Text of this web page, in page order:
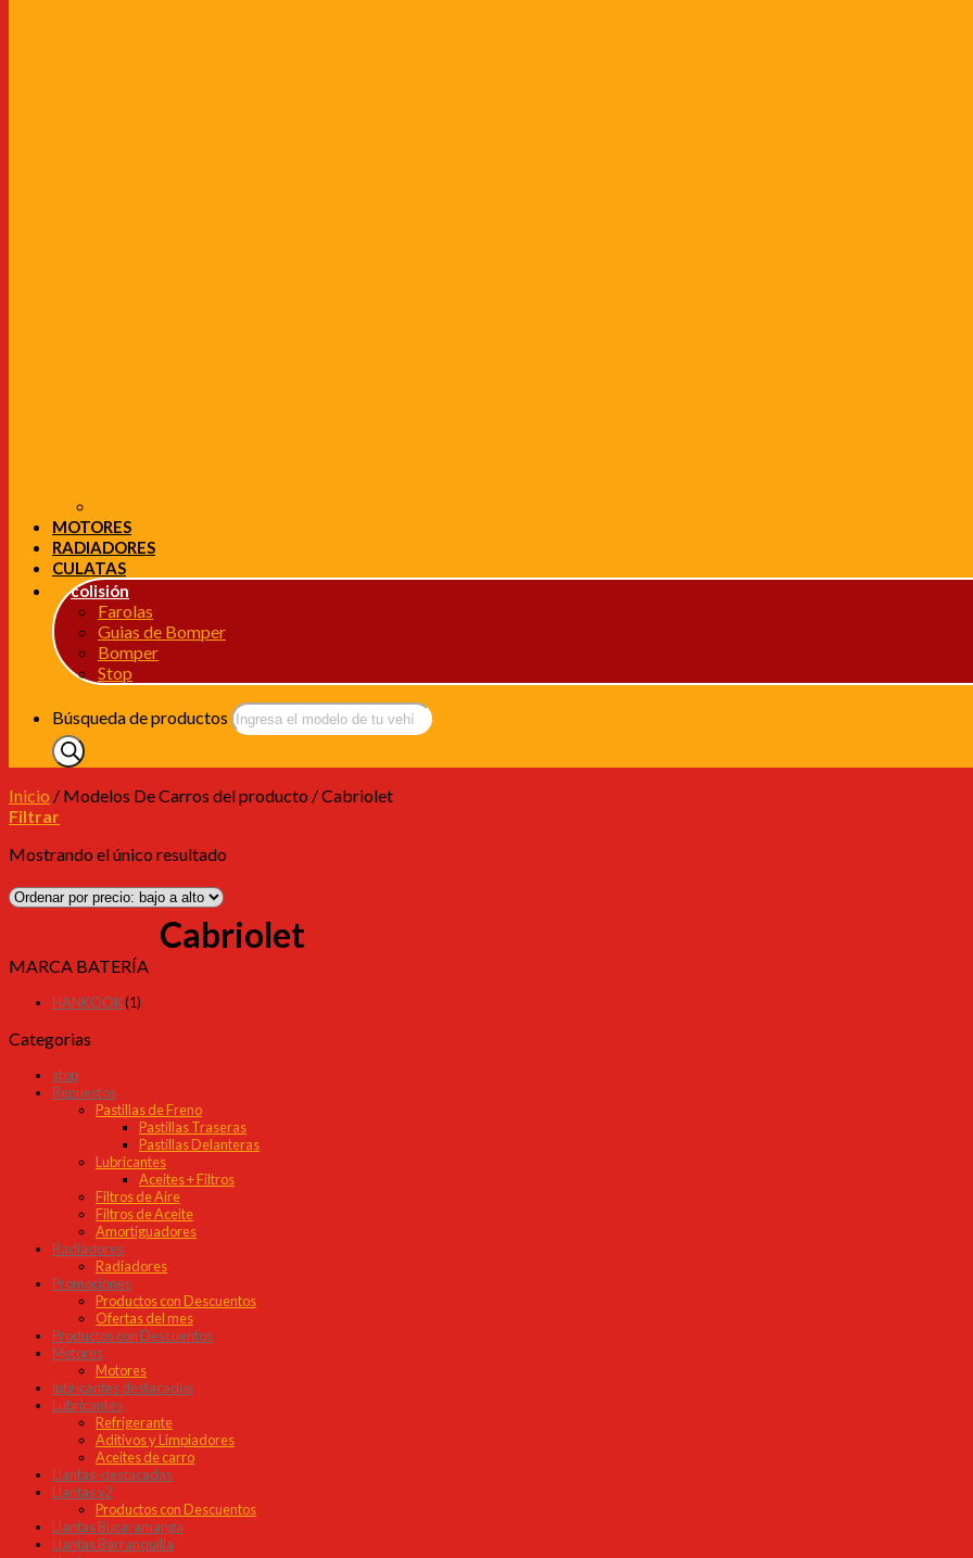
MOTORES
RADIADORES
CULATAS
colisión
Farolas
Guias de Bomper
Bomper
Stop
Búsqueda de productos
Inicio / Modelos De Carros del producto /Cabriolet
Filtrar
Mostrando el único resultado
Cabriolet
MARCA BATERÍA
HANKOOK(1)
Categorias
stop
Repuestos
Pastillas de Freno
Pastillas Traseras
Pastillas Delanteras
Lubricantes
Aceites + Filtros
Filtros de Aire
Filtros de Aceite
Amortiguadores
Radiadores
Radiadores
Promociones
Productos con Descuentos
Ofertas del mes
Productos con Descuentos
Motores
Motores
lubricantes destacados
Lubricantes
Refrigerante
Aditivos y Limpiadores
Aceites de carro
Llantas-destacadas
Llantas x2
Productos con Descuentos
Llantas Bucaramanga
Llantas Barranquilla